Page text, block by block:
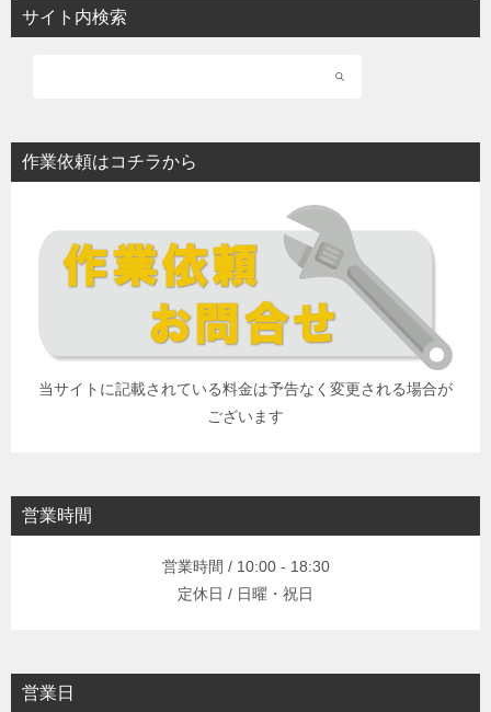
サイト内検索
作業依頼はコチラから
当サイトに記載されている料金は予告なく変更される場合が
ございます
営業時間
営業時間 / 10:00 - 18:30
定休日 / 日曜・祝日
営業日